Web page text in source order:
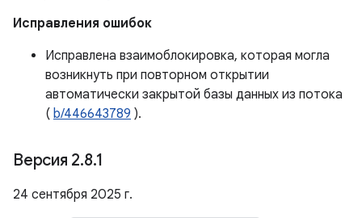
Исправления ошибок
Исправлена ​​взаимоблокировка, которая могла
возникнуть при повторном открытии
автоматически закрытой базы данных из потока
( b/446643789 ).
Версия 2.8.1
24 сентября 2025 г.